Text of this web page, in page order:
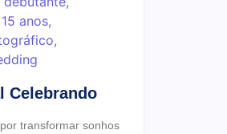
Celebrando
transformar sonhos